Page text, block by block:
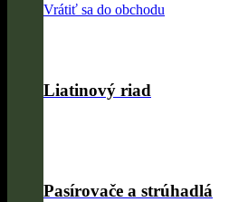
Vrátiť sa do obchodu
Liatinový riad
Pasírovače a strúhadlá